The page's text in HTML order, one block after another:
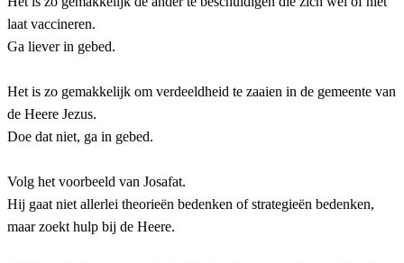
laat vaccineren.
Ga liever in gebed.
Het is zo gemakkelijk om verdeeldheid te zaaien in de gemeente van
de Heere Jezus.
Doe dat niet, ga in gebed.
Volg het voorbeeld van Josafat.
Hij gaat niet allerlei theorieën bedenken of strategieën bedenken,
maar zoekt hulp bij de Heere.